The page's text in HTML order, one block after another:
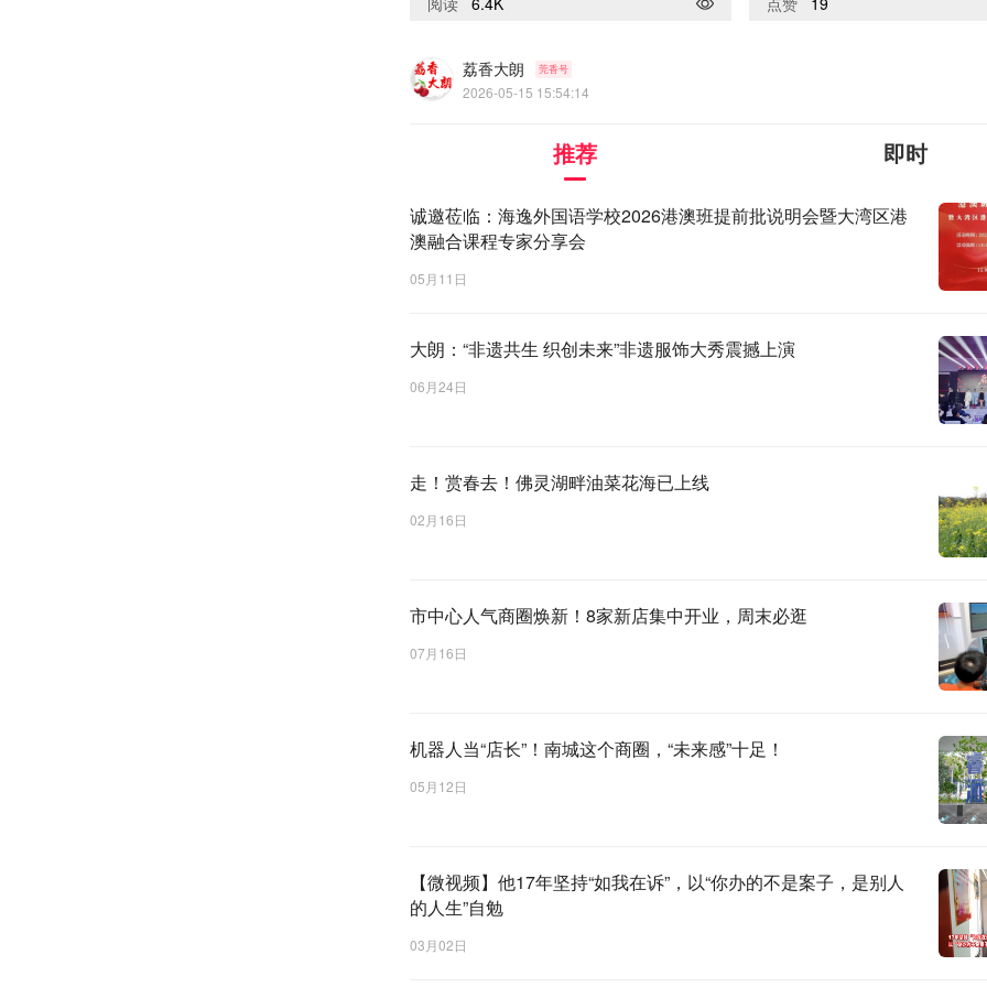
荔香大朗 莞香号
2026-05-15 15:54:14
推荐 即时
诚邀莅临：海逸外国语学校2026港澳班提前批说明会暨大湾区港
澳融合课程专家分享会
05月11日
大朗：“非遗共生 织创未来”非遗服饰大秀震撼上演
06月24日
走！赏春去！佛灵湖畔油菜花海已上线
02月16日
市中心人气商圈焕新！8家新店集中开业，周末必逛
07月16日
机器人当“店长”！南城这个商圈，“未来感”十足！
05月12日
【微视频】他17年坚持“如我在诉”，以“你办的不是案子，是别人
的人生”自勉
03月02日